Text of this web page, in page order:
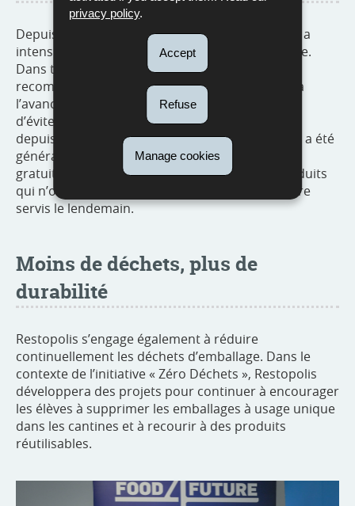
privacy policy.
Accept
Refuse
Manage cookies
Depuis 2016, avec diverses mesures, Restopolis a
intensifié sa lutte contre le gaspillage alimentaire.
Dans tous les restaurants scolaires, il est
recommandé de réserver ses repas en ligne et à
l’avance, afin de mieux planifier les quantités et
d’éviter le gaspillage. Après une phase pilote, et
depuis janvier 2024, le concept «AntiGaspi 2 go
» a été
généralisé dans tous les lycées pour distribuer
gratuitement à la communauté scolaire les produits
qui n’ont pas été vendus et ne pourront plus être
servis le lendemain.
Moins de déchets, plus de
durabilité
Restopolis s’engage également à réduire
continuellement les déchets d’emballage. Dans le
contexte de l’initiative « Zéro Déchets », Restopolis
développera des projets pour continuer à encourager
les élèves à supprimer les emballages à usage unique
dans les cantines et à recourir à des produits
réutilisables.